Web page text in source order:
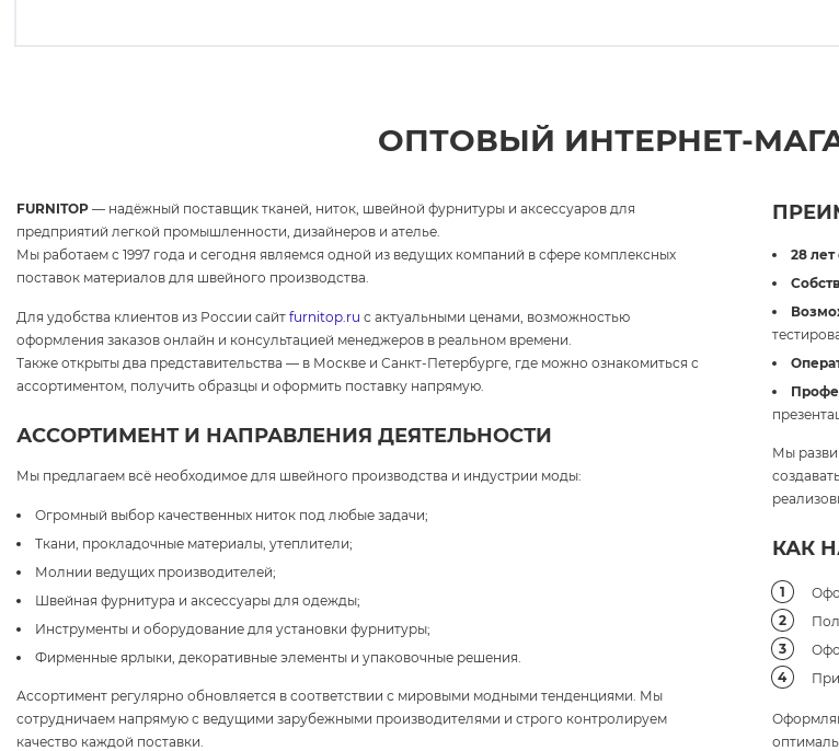
ОПТОВЫЙ ИНТЕРНЕТ-
FURNITOP — надёжный поставщик тканей, ниток, швейной фурнитуры и аксессуаров для
предприятий легкой промышленности, дизайнеров и ателье.
Мы работаем с 1997 года и сегодня являемся одной из ведущих компаний в сфере комплексных
поставок материалов для швейного производства.
Для удобства клиентов из России сайт furnitop.ru с актуальными ценами, возможностью
оформления заказов онлайн и консультацией менеджеров в реальном времени.
Также открыты два представительства — в Москве и Санкт-Петербурге, где можно ознакомиться с
ассортиментом, получить образцы и оформить поставку напрямую.
АССОРТИМЕНТ И НАПРАВЛЕНИЯ ДЕЯТЕЛЬНОСТИ
Мы предлагаем всё необходимое для швейного производства и индустрии моды:
Огромный выбор качественных ниток под любые задачи;
Ткани, прокладочные материалы, утеплители;
Молнии ведущих производителей;
Швейная фурнитура и аксессуары для одежды;
Инструменты и оборудование для установки фурнитуры;
Фирменные ярлыки, декоративные элементы и упаковочные решения.
Ассортимент регулярно обновляется в соответствии с мировыми модными тенденциями. Мы
сотрудничаем напрямую с ведущими зарубежными производителями и строго контролируем
качество каждой поставки.
28 лет
Мы
КАК